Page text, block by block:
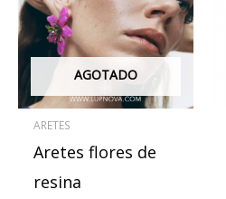
AGOTADO
ARETES
Aretes flores de
resina
múltiples
variantes.
se